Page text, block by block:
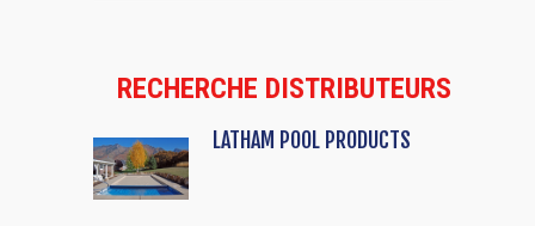
RECHERCHE DISTRIBUTEURS
LATHAM POOL PRODUCTS